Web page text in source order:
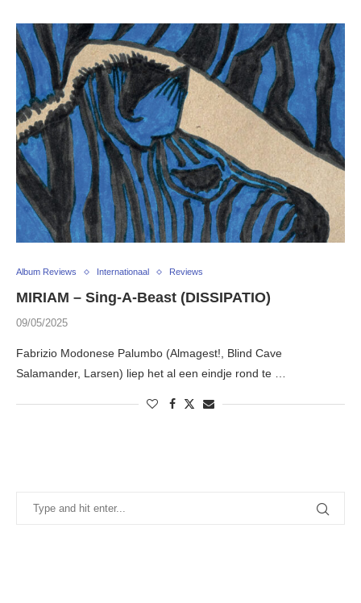
Album Reviews Internationaal Reviews
MIRIAM – Sing-A-Beast (DISSIPATIO)
09/05/2025
Fabrizio Modonese Palumbo (Almagest!, Blind Cave
Salamander, Larsen) liep het al een eindje rond te …